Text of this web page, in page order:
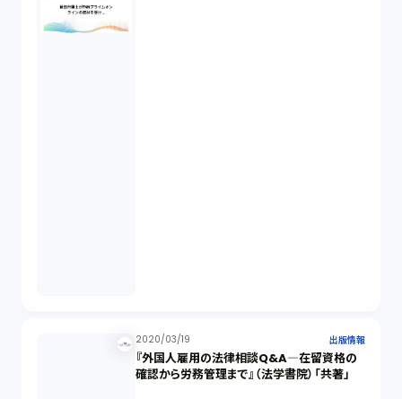
2020/03/19 出版情報
『外国人雇用の法律相談Q&A―在留資格の
確認から労務管理まで』（法学書院）「共著」